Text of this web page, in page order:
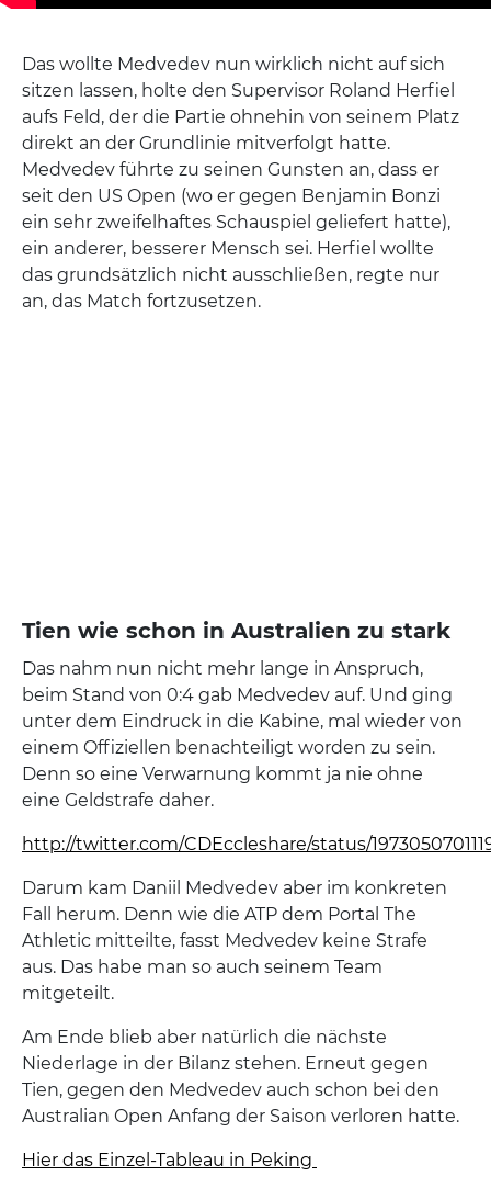
Das wollte Medvedev nun wirklich nicht auf sich
sitzen lassen, holte den Supervisor Roland Herfiel
aufs Feld, der die Partie ohnehin von seinem Platz
direkt an der Grundlinie mitverfolgt hatte.
Medvedev führte zu seinen Gunsten an, dass er
seit den US Open (wo er gegen Benjamin Bonzi
ein sehr zweifelhaftes Schauspiel geliefert hatte),
ein anderer, besserer Mensch sei. Herfiel wollte
das grundsätzlich nicht ausschließen, regte nur
an, das Match fortzusetzen.
Tien wie schon in Australien zu stark
Das nahm nun nicht mehr lange in Anspruch,
beim Stand von 0:4 gab Medvedev auf. Und ging
unter dem Eindruck in die Kabine, mal wieder von
einem Offiziellen benachteiligt worden zu sein.
Denn so eine Verwarnung kommt ja nie ohne
eine Geldstrafe daher.
http://twitter.com/CDEccleshare/status/
Darum kam Daniil Medvedev aber im konkreten
Fall herum. Denn wie die ATP dem Portal The
Athletic mitteilte, fasst Medvedev keine Strafe
aus. Das habe man so auch seinem Team
mitgeteilt.
Am Ende blieb aber natürlich die nächste
Niederlage in der Bilanz stehen. Erneut gegen
Tien, gegen den Medvedev auch schon bei den
Australian Open Anfang der Saison verloren hatte.
Hier das Einzel-Tableau in Peking